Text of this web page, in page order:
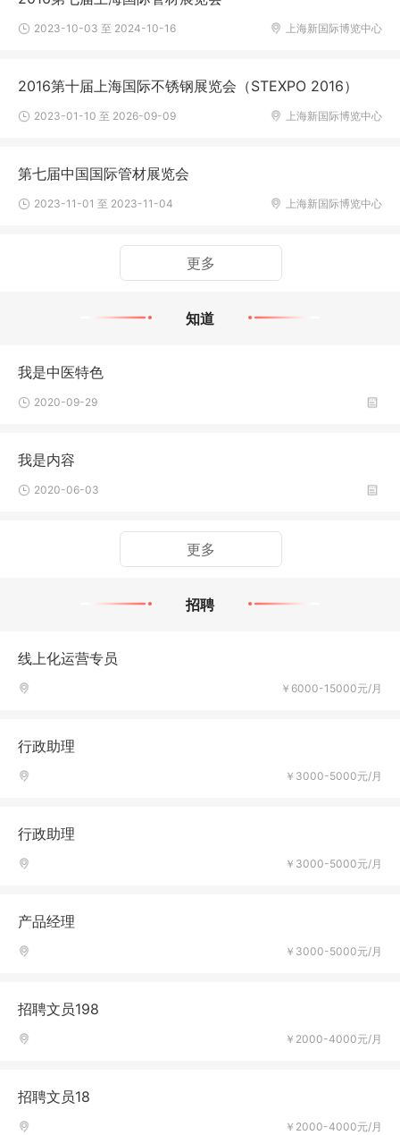
上海新国际博览中心
2023-10-03 至 2024-10-16
2016第十届上海国际不锈钢展览会（STEXPO 2016）
上海新国际博览中心
2023-01-10 至 2026-09-09
第七届中国国际管材展览会
上海新国际博览中心
2023-11-01 至 2023-11-04
更多
知道
我是中医特色
2020-09-29
我是内容
2020-06-03
更多
招聘
线上化运营专员
￥6000-15000元/月
行政助理
￥3000-5000元/月
行政助理
￥3000-5000元/月
产品经理
￥3000-5000元/月
招聘文员198
￥2000-4000元/月
招聘文员18
￥2000-4000元/月